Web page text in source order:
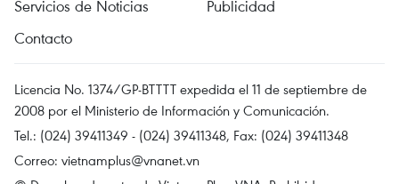
Servicios de Noticias
Publicidad
Contacto
Licencia No. 1374/GP-BTTTT expedida el 11 de septiembre de
2008 por el Ministerio de Información y Comunicación.
Tel.: (024) 39411349 - (024) 39411348, Fax: (024) 39411348
Correo: vietnamplus@vnanet.vn